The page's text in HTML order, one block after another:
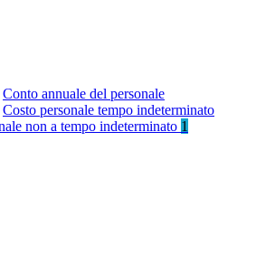
Conto annuale del personale
Costo personale tempo indeterminato
non a tempo indeterminato 1